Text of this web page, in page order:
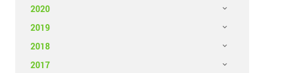
2020
2019
2018
2017